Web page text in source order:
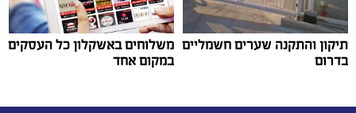
תיקון והתקנה שערים חשמליים
בדרום
משלוחים באשקלון כל העסקים
במקום אחד